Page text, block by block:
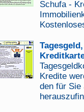
Schufa -
Kredite
den für Sie